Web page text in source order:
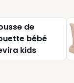
de
bébé
kids